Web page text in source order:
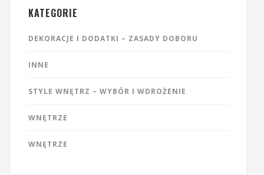
KATEGORIE
DEKORACJE I DODATKI – ZASADY DOBORU
INNE
STYLE WNĘTRZ – WYBÓR I WDROŻENIE
WNĘTRZE
WNĘTRZE